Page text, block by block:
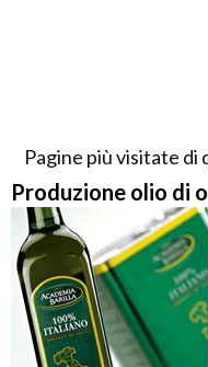
Pagine più visitate di
Produzione olio di